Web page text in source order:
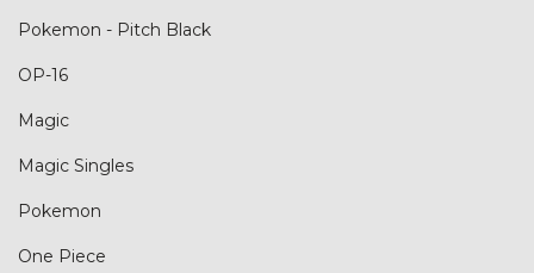
Pokemon - Pitch Black
OP-16
Magic
Magic Singles
Pokemon
One Piece